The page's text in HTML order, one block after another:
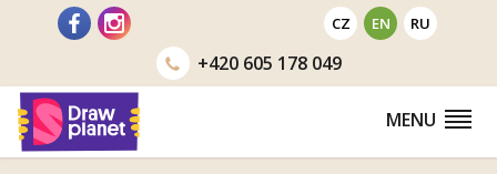
CZ EN RU
+420605 178 049
MENU